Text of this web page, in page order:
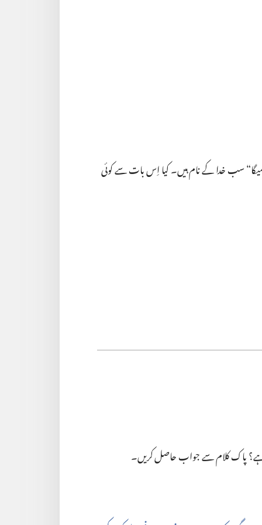
سب خدا کے نام ہیں۔ کیا اِس بات سے کوئی
ہے؟ پاک کلام سے جواب حاصل کریں۔‏